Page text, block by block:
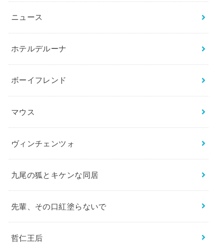
ニュース
ホテルデルーナ
ボーイフレンド
マウス
ヴィンチェンツォ
九尾の狐とキケンな同居
先輩、その口紅塗らないで
哲仁王后